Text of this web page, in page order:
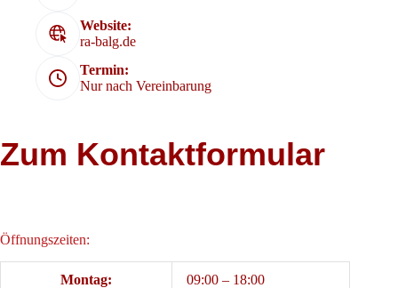
Website:
ra-balg.de
Termin:
Nur nach Vereinbarung
Zum Kontaktformular
Öffnungszeiten:
Montag: 09:00 – 18:00